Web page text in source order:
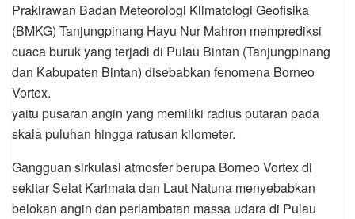
Prakirawan Badan Meteorologi Klimatologi Geofisika
(BMKG) Tanjungpinang Hayu Nur Mahron memprediksi
cuaca buruk yang terjadi di Pulau Bintan (Tanjungpinang
dan Kabupaten Bintan) disebabkan fenomena Borneo
Vortex.
yaitu pusaran angin yang memiliki radius putaran pada
skala puluhan hingga ratusan kilometer.
Gangguan sirkulasi atmosfer berupa Borneo Vortex di
sekitar Selat Karimata dan Laut Natuna menyebabkan
belokan angin dan perlambatan massa udara di Pulau